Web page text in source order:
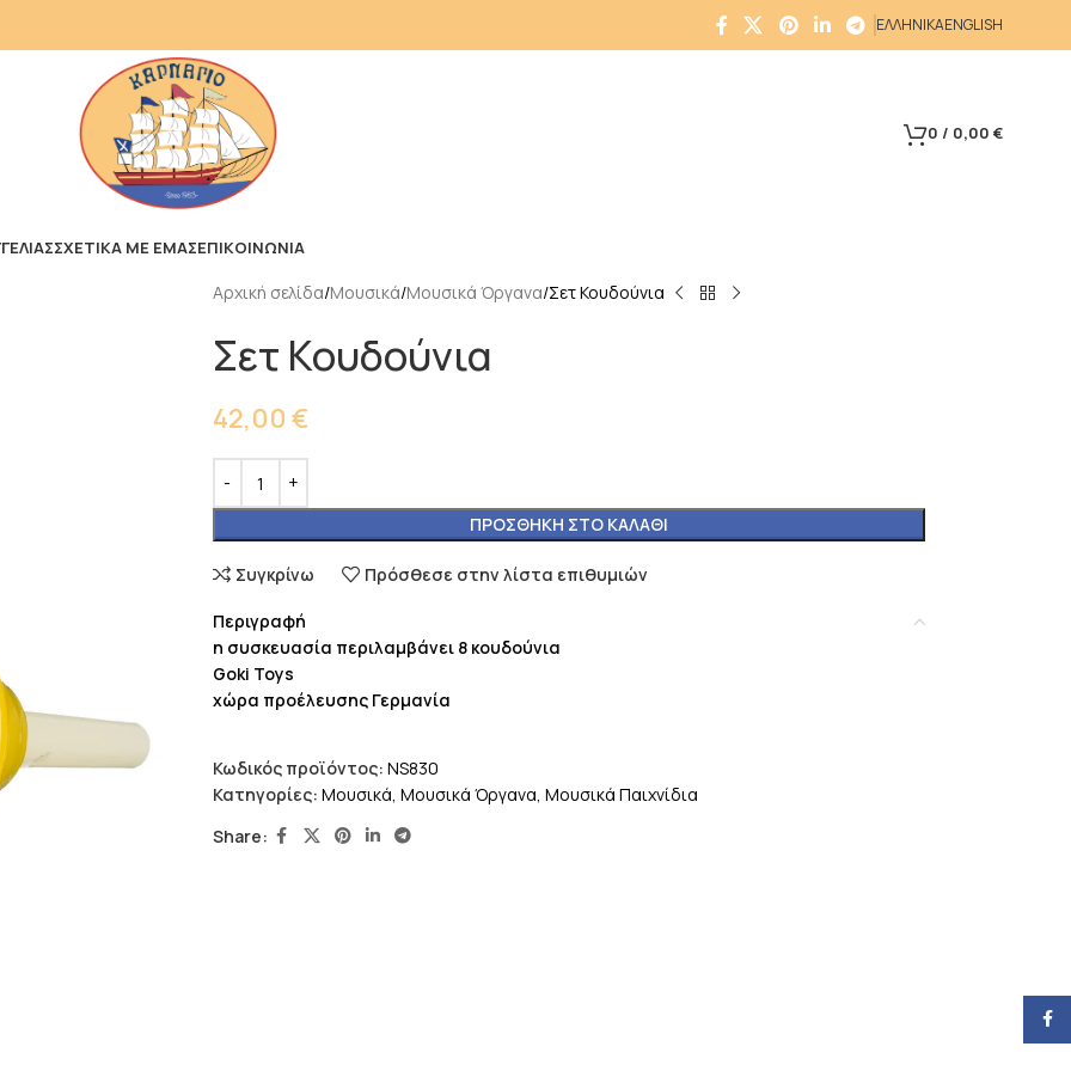
ΕΛΛΗΝΙΚΑENGLISH
0 / 0,00 €
ΣΧΕΤΙΚΑ ΜΕ ΕΜΑΣΕΠΙΚΟΙΝΩΝΙΑ
Αρχική σελίδα Μουσικά Μουσικά Όργανα Σετ Κουδούνια
Σετ Κουδούνια
42,00 €
ΠΡΟΣΘΉΚΗ ΣΤΟ ΚΑΛΆΘΙ
Συγκρίνω Πρόσθεσε στην λίστα επιθυμιών
Περιγραφή
η συσκευασία περιλαμβάνει 8 κουδούνια
Goki Toys
χώρα προέλευσης Γερμανία
Κωδικός προϊόντος: NS830
Κατηγορίες: Μουσικά, Μουσικά Όργανα, Μουσικά Παιχνίδια
Share: